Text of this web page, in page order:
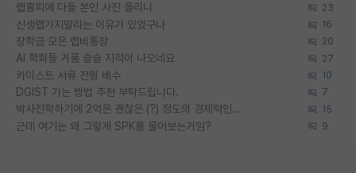
랩홈피에 다들 본인 사진 올리냐 23
신생랩가지말라는 이유가 있었구나 16
장학금 모은 랩비통장 20
AI 학회들 거품 슬슬 지적이 나오네요 27
카이스트 서류 전형 배수 10
DGIST 가는 방법 추천 부탁드립니다. 7
박사진학하기에 2억은 괜찮은 (?) 정도의 경제력인가요 15
근데 여기는 왜 그렇게 SPK를 물어보는거임? 9